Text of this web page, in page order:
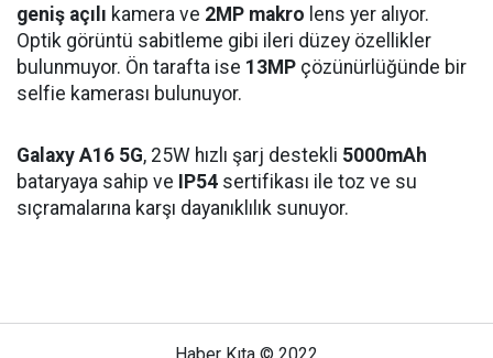
geniş açılı kamera ve 2MP makro lens yer alıyor.
Optik görüntü sabitleme gibi ileri düzey özellikler
bulunmuyor. Ön tarafta ise 13MP çözünürlüğünde bir
selfie kamerası bulunuyor.
Galaxy A16 5G, 25W hızlı şarj destekli 5000mAh
bataryaya sahip ve
IP54 sertifikası ile toz ve su
sıçramalarına karşı dayanıklılık sunuyor.